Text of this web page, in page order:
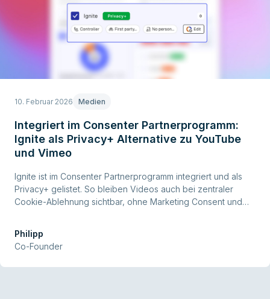
10. Februar 2026 Medien
Integriert im Consenter Partnerprogramm:
Ignite als Privacy+ Alternative zu YouTube
und Vimeo
Ignite ist im Consenter Partnerprogramm integriert und als
Privacy+ gelistet. So bleiben Videos auch bei zentraler
Cookie-Ablehnung sichtbar, ohne Marketing Consent und
Philipp
Co-Founder